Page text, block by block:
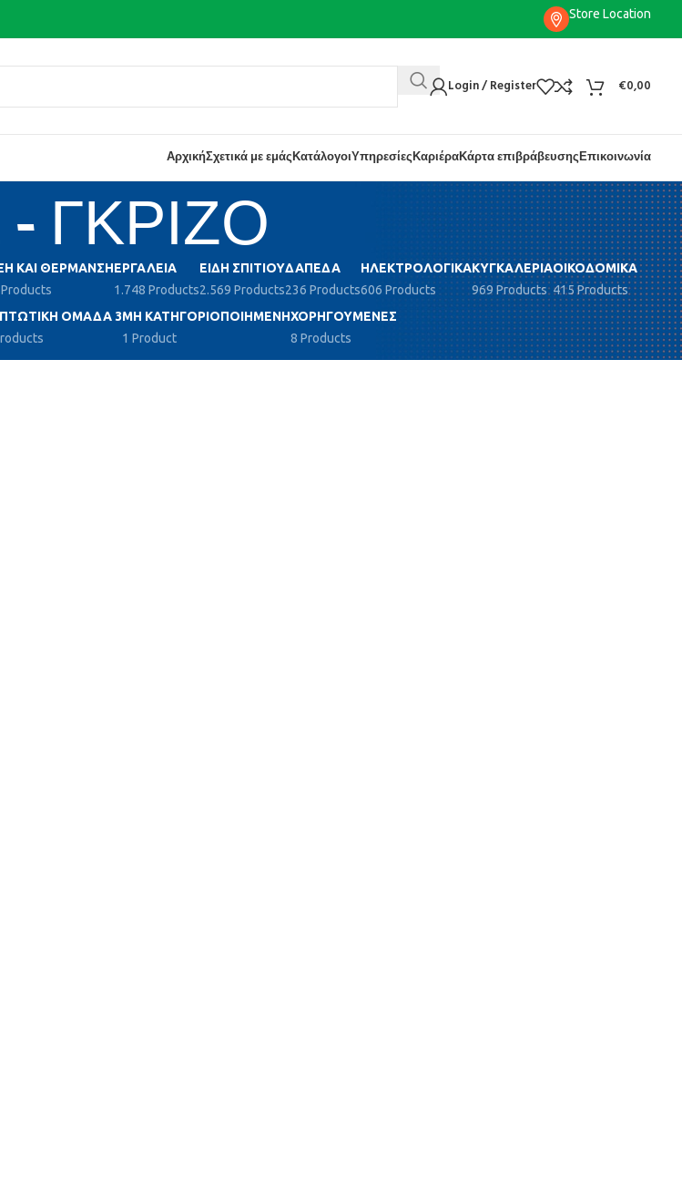
Store Location
Login / Register €0,00
ΑρχικήΣχετικά με εμάςΚατάλογοιΥπηρεσίεςΚαριέραΚάρτα επιβράβευσηςΕπικοινωνία
ΓΚΡΙΖΟ
ΚΑΙ ΘΈΡΜΑΝΣΗΕΡΓΑΛΕΊΑ
1.748 Products
ΕΊΔΗ ΣΠΙΤΙΟΎ
2.569 Products
ΔΆΠΕΔΑ
236 Products
ΗΛΕΚΤΡΟΛΟΓΙΚΆ
606 Products
ΚΥΓΚΑΛΕΡΊΑ
969 Products
ΟΙΚΟΔΟΜΙΚΆ
415 Products
ΟΜΆΔΑ 3ΜΗ ΚΑΤΗΓΟΡΙΟΠΟΙΗΜΈΝΗ
1 Product
ΧΟΡΗΓΟΎΜΕΝΕΣ
8 Products